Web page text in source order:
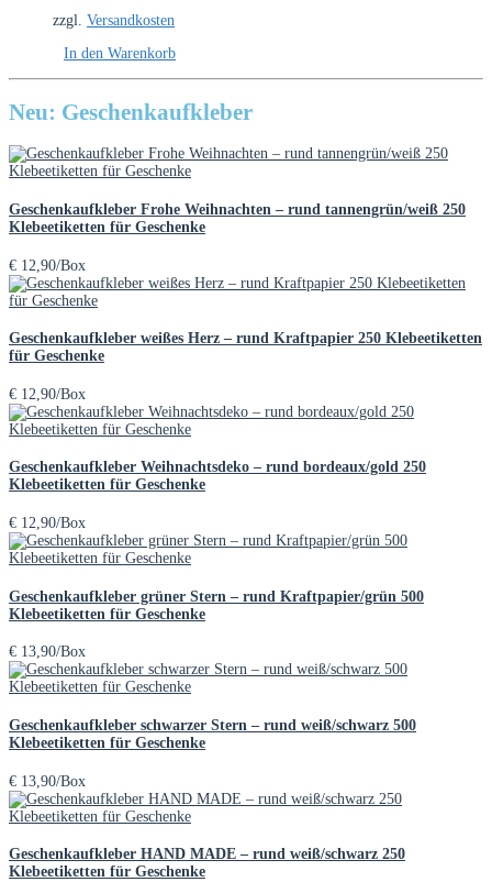
zzgl. Versandkosten
In den Warenkorb
Neu: Geschenkaufkleber
Geschenkaufkleber Frohe Weihnachten – rund tannengrün/weiß 250
Klebeetiketten für Geschenke
€ 12,90/Box
Geschenkaufkleber weißes Herz – rund Kraftpapier 250 Klebeetiketten
für Geschenke
€ 12,90/Box
Geschenkaufkleber Weihnachtsdeko – rund bordeaux/gold 250
Klebeetiketten für Geschenke
€ 12,90/Box
Geschenkaufkleber grüner Stern – rund Kraftpapier/grün 500
Klebeetiketten für Geschenke
€ 13,90/Box
Geschenkaufkleber schwarzer Stern – rund weiß/schwarz 500
Klebeetiketten für Geschenke
€ 13,90/Box
Geschenkaufkleber HAND MADE – rund weiß/schwarz 250
Klebeetiketten für Geschenke